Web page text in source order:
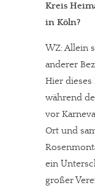
Kreis
in Köln?
WZ: Allein
anderer
Hier
während
vor
Ort und
ein
großer